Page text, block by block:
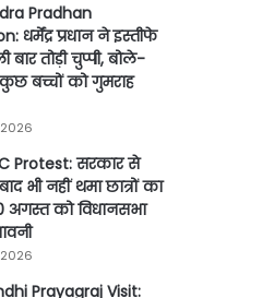
Pradhan
धर्मेंद्र प्रधान ने इस्तीफे
बार तोड़ी चुप्पी, बोले-
बच्चों को गुमराह
Protest: सरकार से
भी नहीं थमा छात्रों का
अगस्त को विधानसभा
Prayagraj Visit: